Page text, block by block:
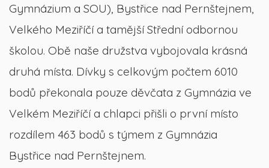
Gymnázium a SOU), Bystřice nad Pernštejnem,
Velkého Meziříčí a tamější Střední odbornou
školou. Obě naše družstva vybojovala krásná
druhá místa. Dívky s celkovým počtem 6010
bodů překonala pouze děvčata z Gymnázia ve
Velkém Meziříčí a chlapci přišli o první místo
rozdílem 463 bodů s týmem z Gymnázia
Bystřice nad Pernštejnem.